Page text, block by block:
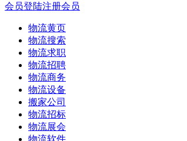
会员登陆注册会员
物流黄页
物流搜索
物流求职
物流招聘
物流商务
物流设备
搬家公司
物流招标
物流展会
物流软件